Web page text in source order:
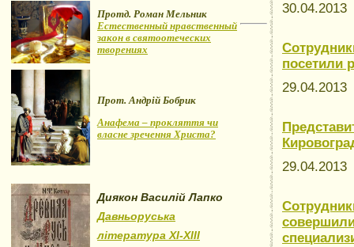
Протд. Роман Мельник
Естественный нравственный
закон в святоотеческих
творениях
Прот. Андрій Бобрик
Анафема – прокляття чи
власне зречення Христа?
Диякон Василій Лапко
Давньоруська
література XI-XIII
30.04.2013
посетили
29.04.2013
29.04.2013